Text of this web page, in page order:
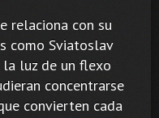
relaciona con su
como Sviatoslav
la luz de un flexo
concentrarse
convierten cada